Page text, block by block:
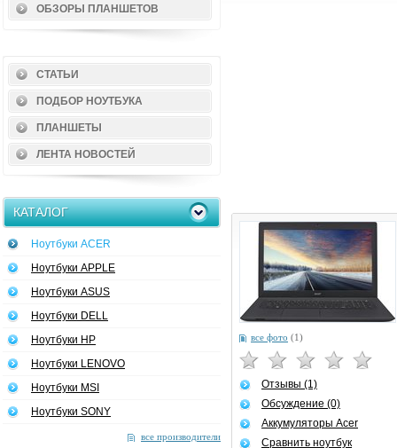
ОБЗОРЫ ПЛАНШЕТОВ
СТАТЬИ
ПОДБОР НОУТБУКА
ПЛАНШЕТЫ
ЛЕНТА НОВОСТЕЙ
КАТАЛОГ
Ноутбуки ACER
Ноутбуки APPLE
Ноутбуки ASUS
Ноутбуки DELL
Ноутбуки HP
Ноутбуки LENOVO
Ноутбуки MSI
Ноутбуки SONY
все производители
все фото (1)
Отзывы (1)
Обсуждение (0)
Аккумуляторы Acer
Сравнить ноутбук